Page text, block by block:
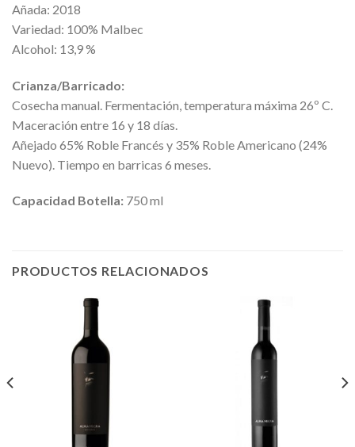
Añada: 2018
Variedad: 100% Malbec
Alcohol: 13,9 %
Crianza/Barricado:
Cosecha manual. Fermentación, temperatura máxima 26º C.
Maceración entre 16 y 18 días.
Añejado 65% Roble Francés y 35% Roble Americano (24%
Nuevo). Tiempo en barricas 6 meses.
Capacidad Botella: 750 ml
PRODUCTOS RELACIONADOS